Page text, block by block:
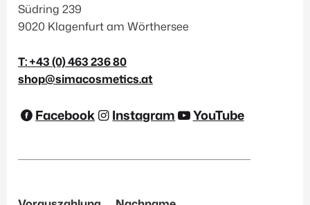
Südring 239
9020 Klagenfurt am Wörthersee
T: +43 (0) 463 236 80
shop@simacosmetics.at
Facebook Instagram YouTube